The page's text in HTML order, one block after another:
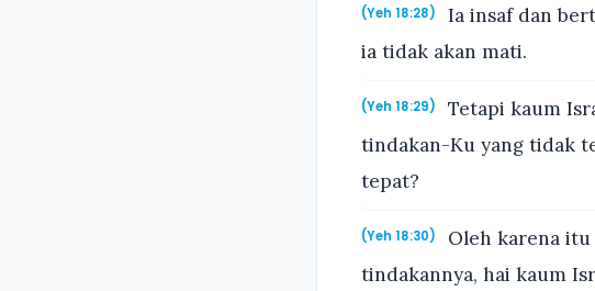
(Yeh 18:28)
Ia insaf dan
ia tidak akan mati.
(Yeh 18:29)
Tetapi kaum
tindakan-Ku yang tidak
tepat?
(Yeh 18:30)
Oleh karena
tindakannya, hai kaum